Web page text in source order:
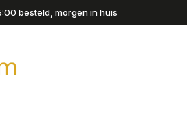
besteld, morgen in huis